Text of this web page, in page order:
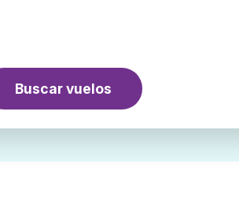
Buscar vuelos